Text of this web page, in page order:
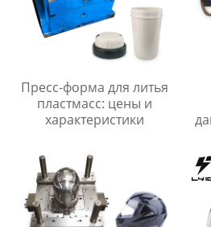
Пресс-форма для литья
пластмасс: цены и
характеристики